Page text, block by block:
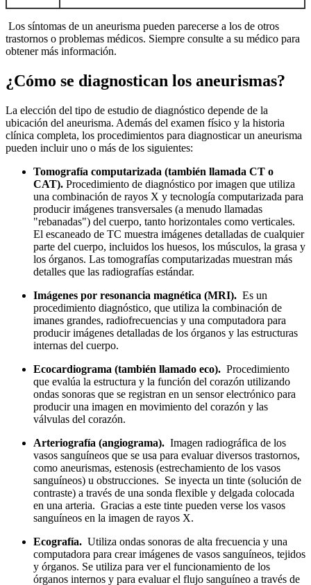
Los síntomas de un aneurisma pueden parecerse a los de otros
trastornos o problemas médicos. Siempre consulte a su médico para
obtener más información.
¿Cómo se diagnostican los aneurismas?
La elección del tipo de estudio de diagnóstico depende de la
ubicación del aneurisma. Además del examen físico y la historia
clínica completa, los procedimientos para diagnosticar un aneurisma
pueden incluir uno o más de los siguientes:
Tomografía computarizada (también llamada CT o
CAT). Procedimiento de diagnóstico por imagen que utiliza
una combinación de rayos X y tecnología computarizada para
producir imágenes transversales (a menudo llamadas
"rebanadas") del cuerpo, tanto horizontales como verticales.
El escaneado de TC muestra imágenes detalladas de cualquier
parte del cuerpo, incluidos los huesos, los músculos, la grasa y
los órganos. Las tomografías computarizadas muestran más
detalles que las radiografías estándar.
Imágenes por resonancia magnética (MRI). Es un
procedimiento diagnóstico, que utiliza la combinación de
imanes grandes, radiofrecuencias y una computadora para
producir imágenes detalladas de los órganos y las estructuras
internas del cuerpo.
Ecocardiograma (también llamado eco). Procedimiento
que evalúa la estructura y la función del corazón utilizando
ondas sonoras que se registran en un sensor electrónico para
producir una imagen en movimiento del corazón y las
válvulas del corazón.
Arteriografía (angiograma). Imagen radiográfica de los
vasos sanguíneos que se usa para evaluar diversos trastornos,
como aneurismas, estenosis (estrechamiento de los vasos
sanguíneos) u obstrucciones. Se inyecta un tinte (solución de
contraste) a través de una sonda flexible y delgada colocada
en una arteria. Gracias a este tinte pueden verse los vasos
sanguíneos en la imagen de rayos X.
Ecografía. Utiliza ondas sonoras de alta frecuencia y una
computadora para crear imágenes de vasos sanguíneos, tejidos
y órganos. Se utiliza para ver el funcionamiento de los
órganos internos y para evaluar el flujo sanguíneo a través de